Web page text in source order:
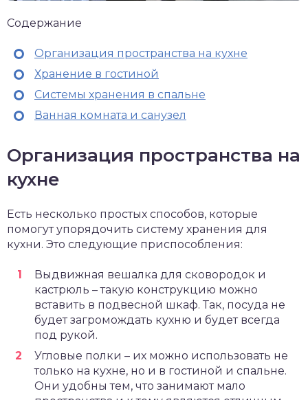
Содержание
Организация пространства на кухне
Хранение в гостиной
Системы хранения в спальне
Ванная комната и санузел
Организация пространства на
кухне
Есть несколько простых способов, которые
помогут упорядочить систему хранения для
кухни. Это следующие приспособления:
Выдвижная вешалка для сковородок и
кастрюль – такую конструкцию можно
вставить в подвесной шкаф. Так, посуда не
будет загромождать кухню и будет всегда
под рукой.
Угловые полки – их можно использовать не
только на кухне, но и в гостиной и спальне.
Они удобны тем, что занимают мало